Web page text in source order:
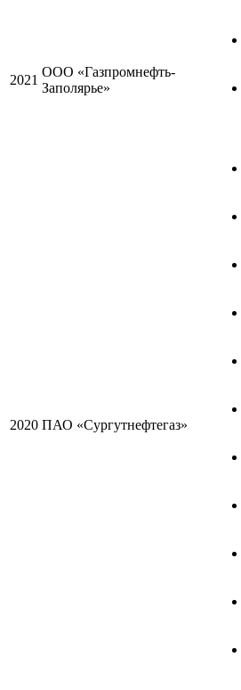
2021
ООО «Газпромнефть-
Заполярье»
2020 ПАО «Сургутнефтегаз»